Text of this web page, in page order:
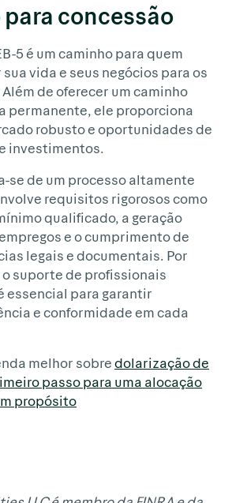
concessão
5 é um caminho para quem
vida e seus negócios para os
de oferecer um caminho
permanente, ele proporciona
robusto e oportunidades de
investimentos.
se de um processo altamente
requisitos rigorosos como
qualificado, a geração
e o cumprimento de
legais e documentais. Por
suporte de profissionais
essencial para garantir
e conformidade em cada
melhor sobredolarização de
passo para uma alocação
propósito